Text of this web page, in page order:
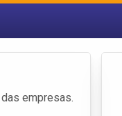
empresas.